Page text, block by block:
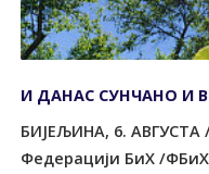
И ДАНАС СУНЧАНО И
БИЈЕЉИНА, 6. АВГУСТА
Федерацији БиХ /